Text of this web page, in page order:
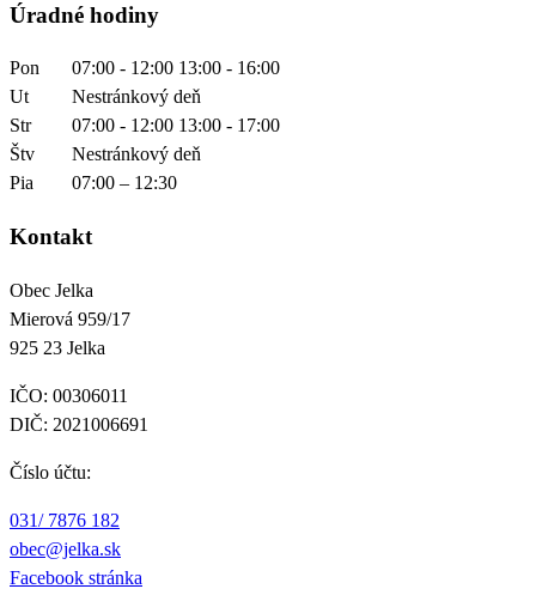
Úradné hodiny
Pon
07:00 - 12:00 13:00 - 16:00
Ut
Nestránkový deň
Str
07:00 - 12:00 13:00 - 17:00
Štv
Nestránkový deň
Pia
07:00 – 12:30
Kontakt
Obec Jelka
Mierová 959/17
925 23 Jelka
IČO: 00306011
DIČ: 2021006691
Číslo účtu:
031/ 7876 182
obec@jelka.sk
Facebook stránka